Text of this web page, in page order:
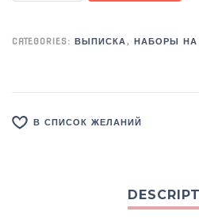
CATEGORIES: ВЫПИСКА, НАБОРЫ
В СПИСОК ЖЕЛАНИЙ